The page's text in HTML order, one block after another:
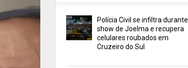
Polícia Civil se infiltra durante
show de Joelma e recupera
celulares roubados em
Cruzeiro do Sul